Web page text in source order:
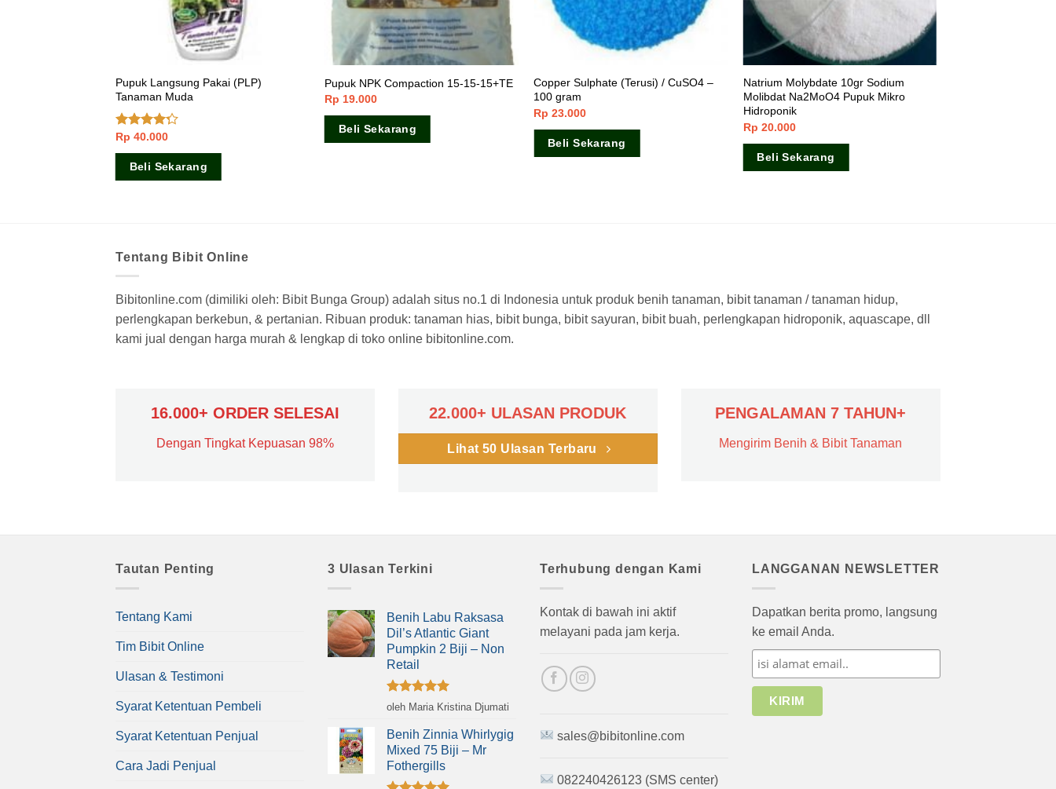
Pupuk Langsung Pakai (PLP)
Tanaman Muda
Dinilai
4.00dari
Rp 40.000
Beli Sekarang
Pupuk NPK Compaction 15-15-15+TE
Rp 19.000
Beli Sekarang
Copper Sulphate (Terusi) / CuSO4 –
100 gram
Rp 23.000
Beli Sekarang
Natrium Molybdate 10gr Sodium
Molibdat Na2MoO4 Pupuk Mikro
Hidroponik
Rp 20.000
Beli Sekarang
Tentang Bibit Online
Bibitonline.com (dimiliki oleh: Bibit Bunga Group) adalah situs no.1 di Indonesia untuk produk benih tanaman, bibit tanaman / tanaman hidup,
perlengkapan berkebun, & pertanian. Ribuan produk: tanaman hias, bibit bunga, bibit sayuran, bibit buah, perlengkapan hidroponik, aquascape, dll
kami jual dengan harga murah & lengkap di toko online bibitonline.com.
16.000+ ORDER SELESAI
Dengan Tingkat Kepuasan 98%
22.000+ ULASAN PRODUK
Lihat 50 Ulasan Terbaru
PENGALAMAN 7 TAHUN+
Mengirim Benih & Bibit Tanaman
Tautan Penting
Tentang Kami
Tim Bibit Online
Ulasan & Testimoni
Syarat Ketentuan Pembeli
Syarat Ketentuan Penjual
Cara Jadi Penjual
3 Ulasan Terkini
Benih Labu Raksasa
Dil’s Atlantic Giant
Pumpkin 2 Biji – Non
Retail
Dinilai5
oleh Maria Kristina Djumati
Benih Zinnia Whirlygig
Mixed 75 Biji – Mr
Fothergills
Terhubung dengan Kami
Kontak di bawah ini aktif
melayani pada jam kerja.
sales@bibitonline.com
082240426123 (SMS center)
LANGGANAN NEWSLETTER
Dapatkan berita promo, langsung
ke email Anda.